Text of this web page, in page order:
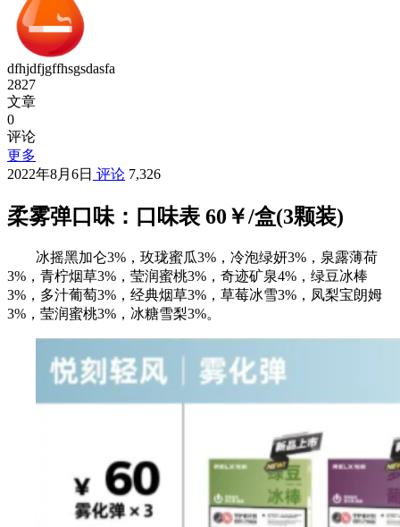
dfhjdfjgffhsgsdasfa
2827
文章
0
评论
更多
2022年8月6日 评论 7,326
柔雾弹口味：口味表 60￥/盒(3颗装)
冰摇黑加仑3%，玫珑蜜瓜3%，冷泡绿妍3%，泉露薄荷
3%，青柠烟草3%，莹润蜜桃3%，奇迹矿泉4%，绿豆冰棒
3%，多汁葡萄3%，经典烟草3%，草莓冰雪3%，凤梨宝朗姆
3%，莹润蜜桃3%，冰糖雪梨3%。